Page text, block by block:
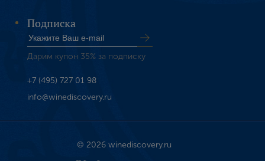
Подписка
Дарим купон 35% за подписку
+7 (495) 727 01 98
info@winediscovery.ru
© 2026 winediscovery.ru